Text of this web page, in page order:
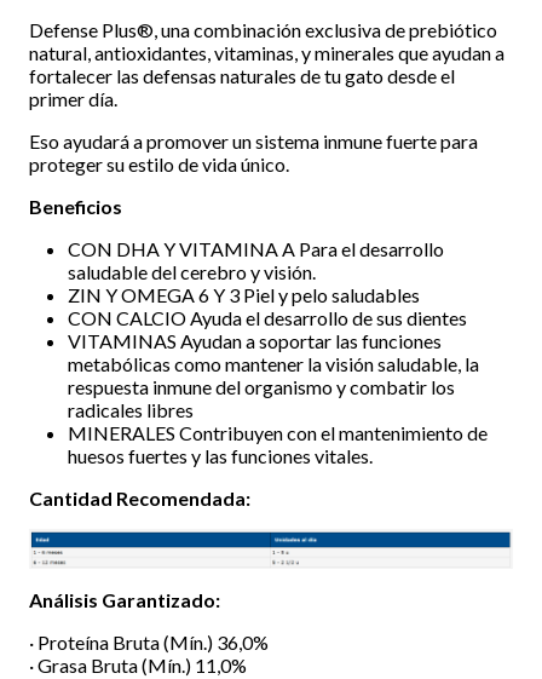
Defense Plus®, una combinación exclusiva de prebiótico
natural, antioxidantes, vitaminas, y minerales que ayudan a
fortalecer las defensas naturales de tu gato desde el
primer día.
Eso ayudará a promover un sistema inmune fuerte para
proteger su estilo de vida único.
Beneficios
CON DHA Y VITAMINA A Para el desarrollo
saludable del cerebro y visión.
ZIN Y OMEGA 6 Y 3 Piel y pelo saludables
CON CALCIO Ayuda el desarrollo de sus dientes
VITAMINAS Ayudan a soportar las funciones
metabólicas como mantener la visión saludable, la
respuesta inmune del organismo y combatir los
radicales libres
MINERALES Contribuyen con el mantenimiento de
huesos fuertes y las funciones vitales.
Cantidad Recomendada:
Análisis Garantizado:
· Proteína Bruta (Mín.) 36,0%
· Grasa Bruta (Mín.) 11,0%